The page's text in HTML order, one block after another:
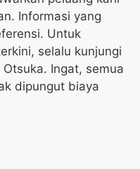
Informasi yang
Untuk
selalu kunjungi
Ingat, semua
dipungut biaya